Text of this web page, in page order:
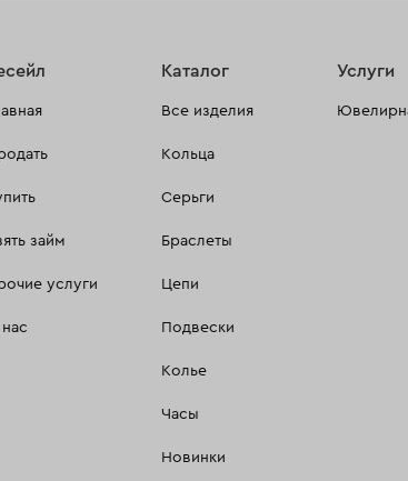
займ
услуги
Каталог
Все изделия
Кольца
Серьги
Браслеты
Цепи
Подвески
Колье
Часы
Новинки
Услуги